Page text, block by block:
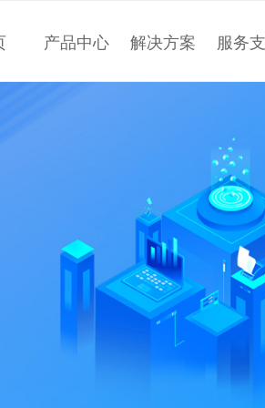
产品中心 解决方案 服务